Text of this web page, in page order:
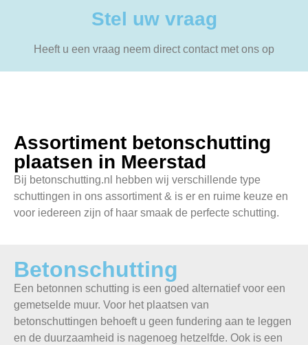
Stel uw vraag
Heeft u een vraag neem direct contact met ons op
Assortiment betonschutting
plaatsen in Meerstad
Bij betonschutting.nl hebben wij verschillende type
schuttingen in ons assortiment & is er en ruime keuze en
voor iedereen zijn of haar smaak de perfecte schutting.
Betonschutting
Een betonnen schutting is een goed alternatief voor een
gemetselde muur. Voor het plaatsen van
betonschuttingen behoeft u geen fundering aan te leggen
en de duurzaamheid is nagenoeg hetzelfde. Ook is een